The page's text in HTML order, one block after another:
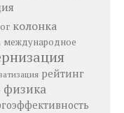
колонка
международное
рейтинг
физика